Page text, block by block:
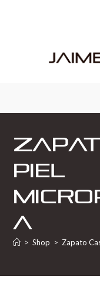
Piel
a
> Shop > Zapato